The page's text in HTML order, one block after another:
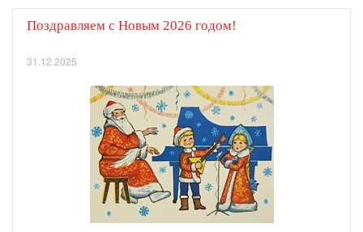
Поздравляем с Новым 2026 годом!
31.12.2025